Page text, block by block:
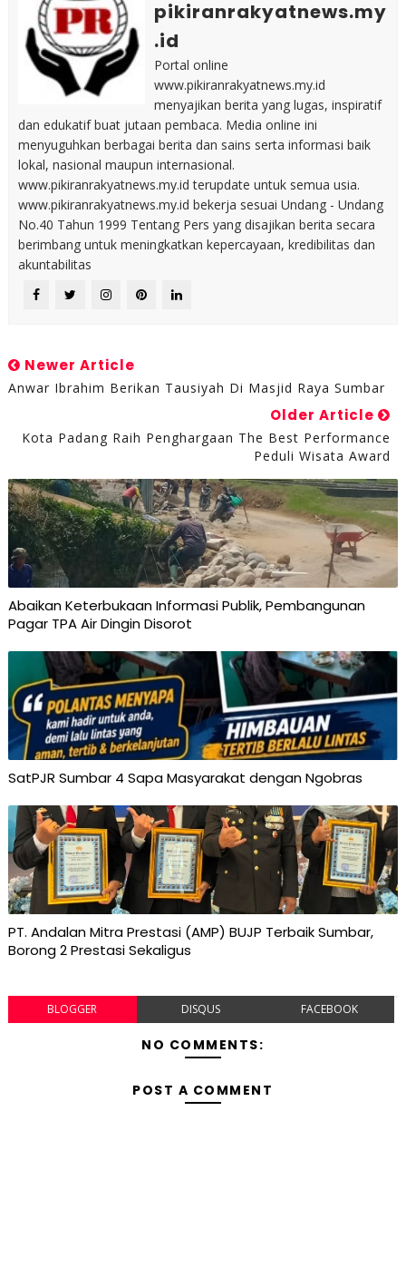
pikiranrakyatnews.my
.id
Portal online
www.pikiranrakyatnews.my.id
menyajikan berita yang lugas, inspiratif
dan edukatif buat jutaan pembaca. Media online ini
menyuguhkan berbagai berita dan sains serta informasi baik
lokal, nasional maupun internasional.
www.pikiranrakyatnews.my.id terupdate untuk semua usia.
www.pikiranrakyatnews.my.id bekerja sesuai Undang - Undang
No.40 Tahun 1999 Tentang Pers yang disajikan berita secara
berimbang untuk meningkatkan kepercayaan, kredibilitas dan
akuntabilitas
Newer Article
Anwar Ibrahim Berikan Tausiyah Di Masjid Raya Sumbar
Older Article
Kota Padang Raih Penghargaan The Best Performance
Peduli Wisata Award
Abaikan Keterbukaan Informasi Publik, Pembangunan
Pagar TPA Air Dingin Disorot
SatPJR Sumbar 4 Sapa Masyarakat dengan Ngobras
PT. Andalan Mitra Prestasi (AMP) BUJP Terbaik Sumbar,
Borong 2 Prestasi Sekaligus
BLOGGER DISQUS FACEBOOK
NO COMMENTS:
POST A COMMENT